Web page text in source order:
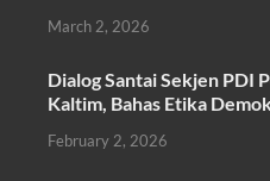
March 2, 2026
Dialog Santai Sekjen PDI
Kaltim, Bahas Etika
February 2, 2026